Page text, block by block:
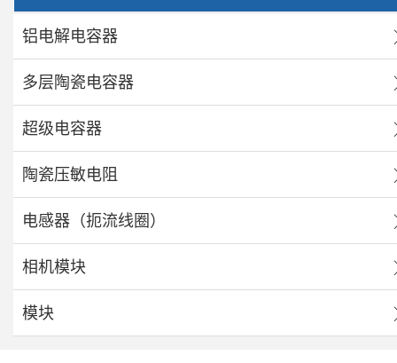
铝电解电容器
多层陶瓷电容器
超级电容器
陶瓷压敏电阻
电感器（扼流线圈）
相机模块
模块